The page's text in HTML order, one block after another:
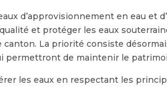
d’approvisionnement en eau et
et protéger les eaux
canton. La priorité consiste
permettront de maintenir le
les eaux en respectant les